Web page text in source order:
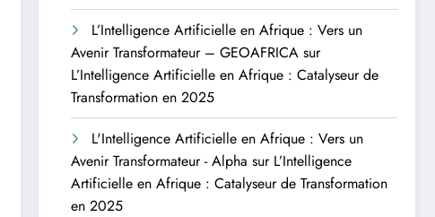
L’Intelligence Artificielle en Afrique : Vers un
Avenir Transformateur – GEOAFRICA sur
L’Intelligence Artificielle en Afrique : Catalyseur de
Transformation en 2025
L'Intelligence Artificielle en Afrique : Vers un
Avenir Transformateur - Alpha sur L’Intelligence
Artificielle en Afrique : Catalyseur de Transformation
en 2025